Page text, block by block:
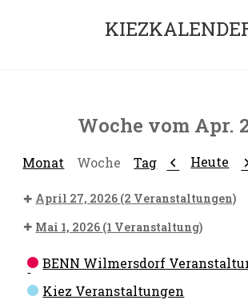
Woche vom Apr.
Monat Woche Tag Zurück
Heute
April 27, 2026 (2 Veranstaltungen)
Mai 1, 2026 (1 Veranstaltung)
Kategorien
BENN Wilmersdorf
Kiez Veranstaltungen